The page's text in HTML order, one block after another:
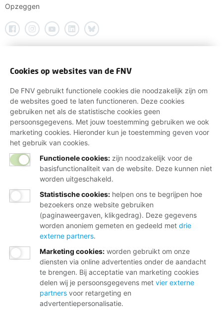
Opzeggen
Cookies op websites van de FNV
De FNV gebruikt functionele cookies die noodzakelijk zijn om
de websites goed te laten functioneren. Deze cookies
gebruiken net als de statistische cookies geen
persoonsgegevens. Met jouw toestemming gebruiken we ook
marketing cookies. Hieronder kun je toestemming geven voor
het gebruik van cookies.
Functionele cookies: zijn noodzakelijk voor de
basisfunctionaliteit van de website. Deze kunnen niet
worden uitgeschakeld.
Statistische cookies: helpen ons te begrijpen hoe
bezoekers onze website gebruiken
(paginaweergaven, klikgedrag). Deze gegevens
worden anoniem gemeten en gedeeld met drie
externe partners.
Marketing cookies: worden gebruikt om onze
diensten via online advertenties onder de aandacht
te brengen. Bij acceptatie van marketing cookies
delen wij je persoonsgegevens met vier externe
partners voor retargeting en
advertentiepersonalisatie.